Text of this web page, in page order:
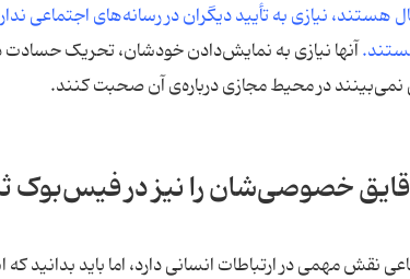
هستند، نیازی به تأیید دیگران در رسانه‌های اجتماعی
آنها نیازی به نمایش‌دادن خودشان، تحریک حسادت
در محیط مجازی درباره‌ی آن صحبت کنند.
خصوصی‌شان را نیز در فیس‌بوک
نقش مهمی در ارتباطات انسانی دارد، اما باید بدانید